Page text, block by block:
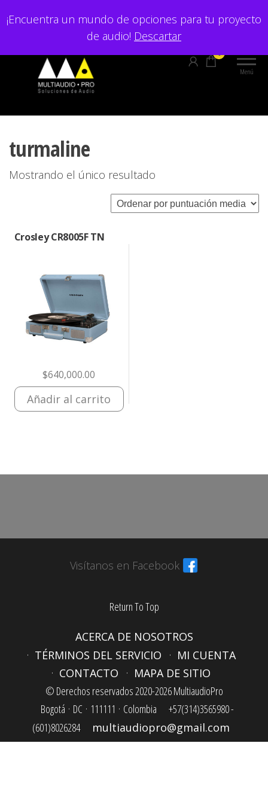
al¡Encuentra un mundo de opciones para tu proyecto
de audio! Descartar
Menú
0
turmaline
Mostrando el único resultado
Crosley CR8005F TN
$640,000.00
Añadir al carrito
Visítanos en Facebook
Return To Top
ACERCA DE NOSOTROS
TÉRMINOS DEL SERVICIO
MI CUENTA
CONTACTO
MAPA DE SITIO
© Derechos reservados 2020-2026 MultiaudioPro
Bogotá · DC · 111111 · Colombia
+57(314)3565980 -
(601)8026284
multiaudiopro@gmail.com